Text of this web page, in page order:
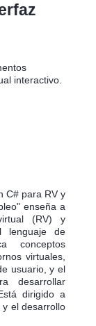
interactivo.
C# para RV y
enseña a
(RV) y
lenguaje de
conceptos
virtuales,
usuario, y el
desarrollar
dirigido a
el desarrollo